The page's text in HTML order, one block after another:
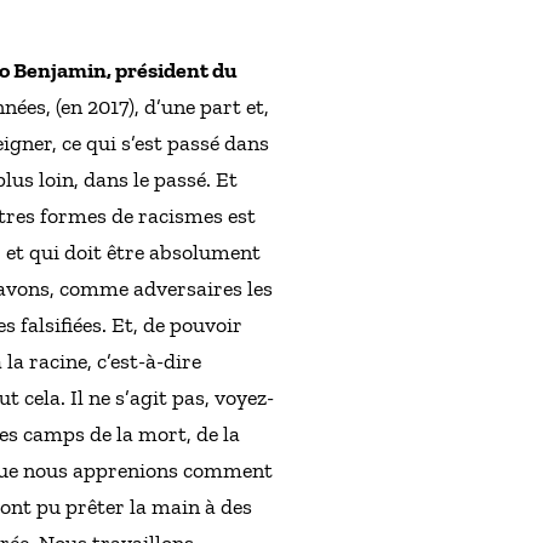
Benjamin, président du
(en 2017), d’une part et,
ce qui s’est passé dans
loin, dans le passé. Et
formes de racismes est
et qui doit être absolument
comme adversaires les
falsifiées. Et, de pouvoir
racine, c’est-à-dire
cela. Il ne s’agit pas, voyez-
camps de la mort, de la
nous apprenions comment
pu prêter la main à des